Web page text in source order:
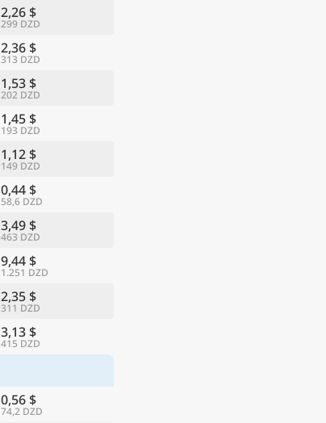
2,26 $
299 DZD
2,36 $
313 DZD
1,53 $
202 DZD
1,45 $
193 DZD
1,12 $
149 DZD
0,44 $
58,6 DZD
3,49 $
463 DZD
9,44 $
1.251 DZD
2,35 $
311 DZD
3,13 $
415 DZD
0,56 $
74,2 DZD